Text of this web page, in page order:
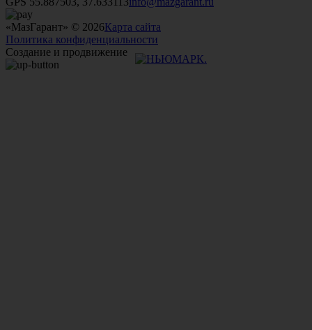
«МазГарант» © 2026Карта сайта
Политика конфиденциальности
Создание и продвижение